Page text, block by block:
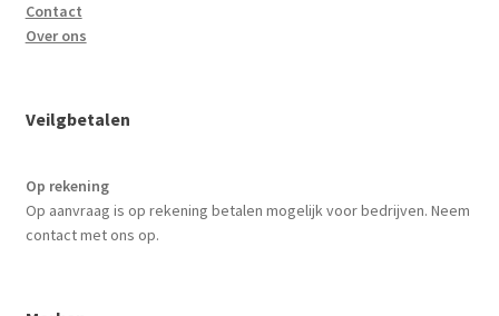
Contact
Over ons
Veilgbetalen
Op rekening
Op aanvraag is op rekening betalen mogelijk voor bedrijven. Neem
contact met ons op.